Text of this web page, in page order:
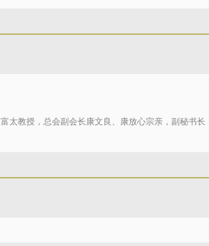
太教授，总会副会长康文良、康放心宗亲，副秘书长